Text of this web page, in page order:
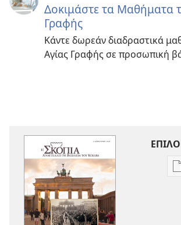
Δοκιμάστε τα Μαθήματα
Γραφής
Κάντε δωρεάν διαδραστικά
Αγίας Γραφής σε προσωπική